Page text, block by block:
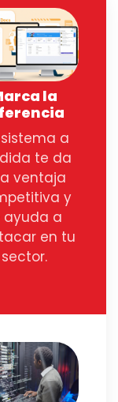
la
sistema a
te da
ventaja
y
ayuda a
en tu
sector.